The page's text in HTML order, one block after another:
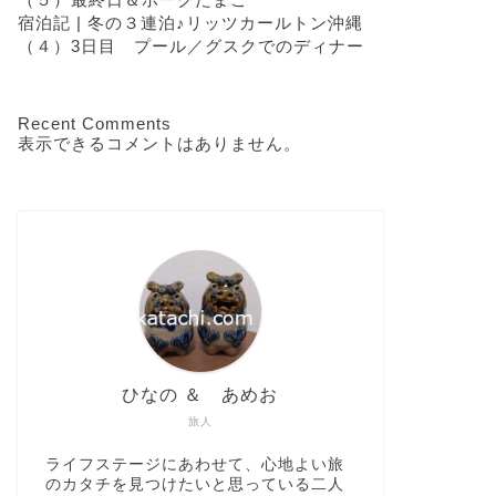
宿泊記 | 冬の３連泊♪リッツカールトン沖縄
（４）3日目 プール／グスクでのディナー
Recent Comments
表示できるコメントはありません。
旅人
ひなの ＆ あめお
ライフステージにあわせて、心地よい旅
のカタチを見つけたいと思っている二人